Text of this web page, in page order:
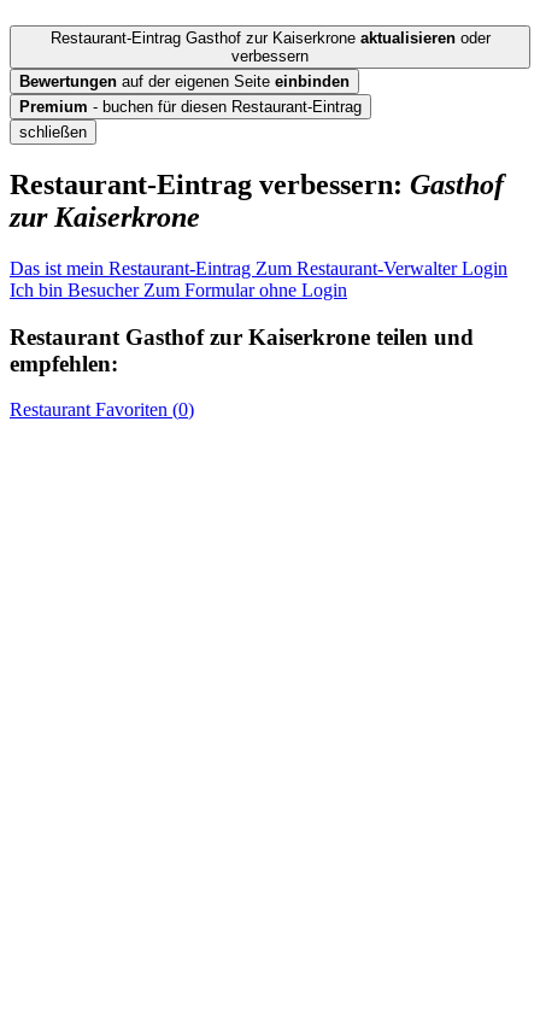
Restaurant-Eintrag Gasthof zur Kaiserkrone aktualisierenoder
verbessern
Bewertungen auf der eigenen Seite einbinden
Premium - buchen für diesen Restaurant-Eintrag
schließen
Restaurant-Eintrag verbessern: Gasthof
zur Kaiserkrone
Das ist mein Restaurant-Eintrag Zum Restaurant-Verwalter Login
Ich bin Besucher Zum Formular ohne Login
Restaurant Gasthof zur Kaiserkrone teilen und
empfehlen:
Restaurant Favoriten (0)